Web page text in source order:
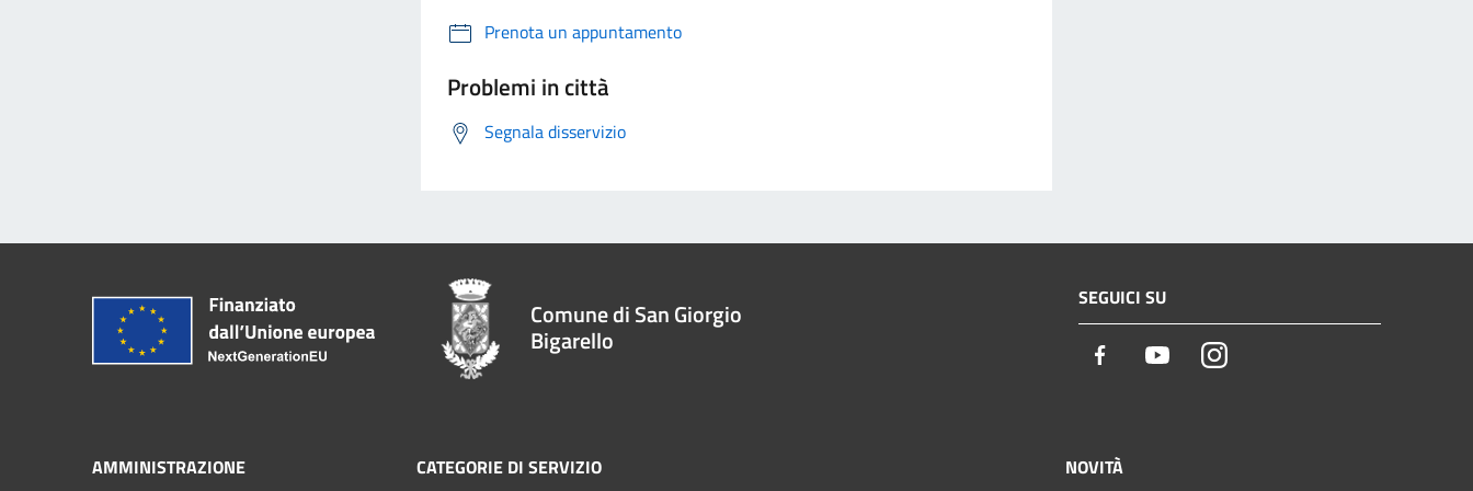
Prenota un appuntamento
Problemi in città
Segnala disservizio
Comune di San Giorgio
Bigarello
SEGUICI SU
Facebook YoutubeInstagram
AMMINISTRAZIONE CATEGORIE DI SERVIZIO NOVITÀ